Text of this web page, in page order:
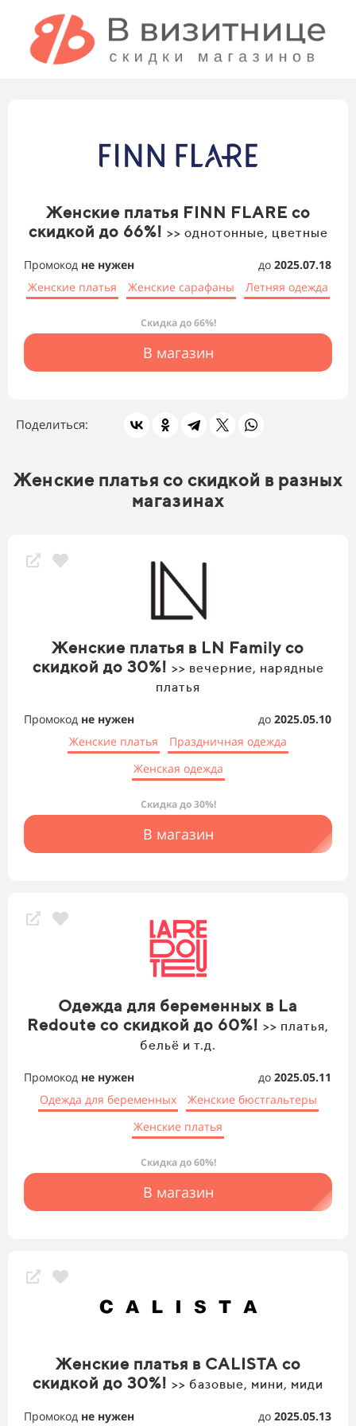
Женские платья FINN FLARE со
скидкой до 66%! >> однотонные, цветные
Промокод не нужен до 2025.07.18
Женские платья
Женские сарафаны Летняя одежда
Скидка до 66%!
В магазин
Поделиться:
Женские платья со скидкой в разных
магазинах
Женские платья в LN Family со
скидкой до 30%! >> вечерние, нарядные
платья
Промокод не нужен до 2025.05.10
Женские платья
Праздничная одежда
Женская одежда
Скидка до 30%!
В магазин
Одежда для беременных в La
Redoute со скидкой до 60%! >> платья,
бельё и т.д.
Промокод не нужен до 2025.05.11
Одежда для беременных
Женские бюстгальтеры
Женские платья
Скидка до 60%!
В магазин
Женские платья в CALISTA со
скидкой до 30%! >> базовые, мини, миди
Промокод не нужен до 2025.05.13